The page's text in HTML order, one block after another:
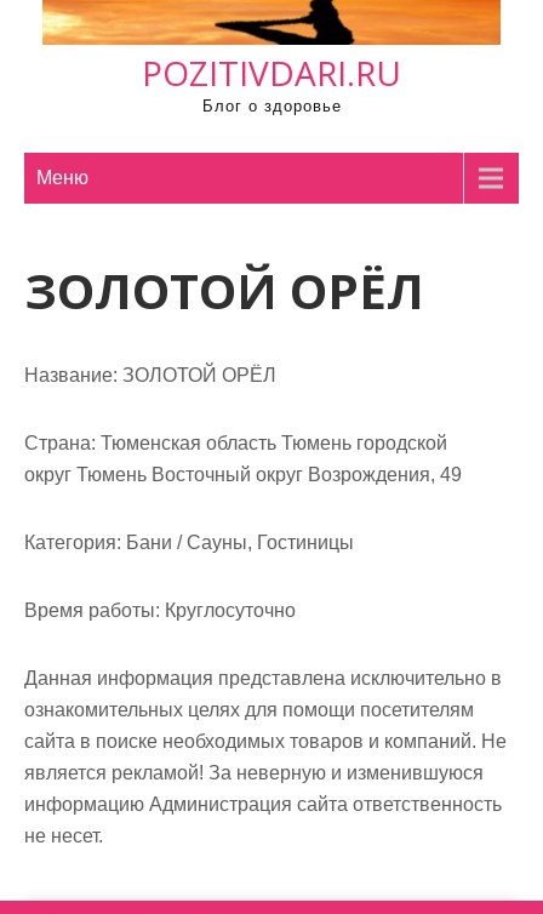
POZITIVDARI.RU
Блог о здоровье
Меню
ЗОЛОТОЙ ОРЁЛ
Название: ЗОЛОТОЙ ОРЁЛ
Страна: Тюменская область Тюмень городской
округ Тюмень Восточный округ Возрождения, 49
Категория: Бани / Сауны, Гостиницы
Время работы: Круглосуточно
Данная информация представлена исключительно в
ознакомительных целях для помощи посетителям
сайта в поиске необходимых товаров и компаний. Не
является рекламой! За неверную и изменившуюся
информацию Администрация сайта ответственность
не несет.